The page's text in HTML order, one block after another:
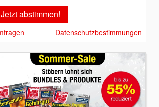
Datenschutzbestimmungen